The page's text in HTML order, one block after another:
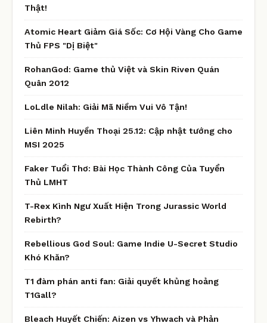
Thật!
Atomic Heart Giảm Giá Sốc: Cơ Hội Vàng Cho Game
Thủ FPS "Dị Biệt"
RohanGod: Game thủ Việt và Skin Riven Quán
Quân 2012
LoLdle Nilah: Giải Mã Niềm Vui Vô Tận!
Liên Minh Huyền Thoại 25.12: Cập nhật tướng cho
MSI 2025
Faker Tuổi Thơ: Bài Học Thành Công Của Tuyển
Thủ LMHT
T-Rex Kình Ngư Xuất Hiện Trong Jurassic World
Rebirth?
Rebellious God Soul: Game Indie U-Secret Studio
Khó Khăn?
T1 đàm phán anti fan: Giải quyết khủng hoảng
T1Gall?
Bleach Huyết Chiến: Aizen vs Yhwach và Phản